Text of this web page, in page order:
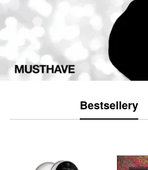
Bestsellery